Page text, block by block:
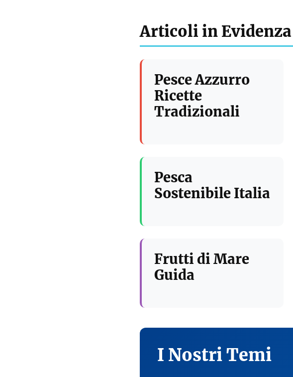
Articoli in Evidenza
Pesce Azzurro
Ricette
Tradizionali
Pesca
Sostenibile Italia
Frutti di Mare
Guida
I Nostri Temi